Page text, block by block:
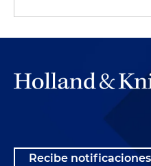
Recibe